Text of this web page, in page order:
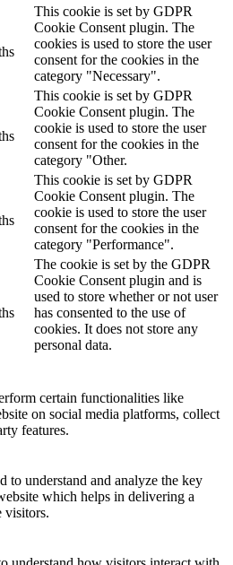
This cookie is set by GDPR
Cookie Consent plugin. The
cookies is used to store the user
consent for the cookies in the
category "Necessary".
This cookie is set by GDPR
Cookie Consent plugin. The
cookie is used to store the user
consent for the cookies in the
category "Other.
This cookie is set by GDPR
Cookie Consent plugin. The
cookie is used to store the user
consent for the cookies in the
category "Performance".
The cookie is set by the GDPR
Cookie Consent plugin and is
used to store whether or not user
has consented to the use of
cookies. It does not store any
personal data.
certain functionalities like
on social media platforms, collect
features.
to understand and analyze the key
which helps in delivering a
visitors.